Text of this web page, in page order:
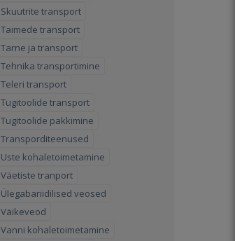
Skuutrite transport
Taimede transport
Tarne ja transport
Tehnika transportimine
Teleri transport
Tugitoolide transport
Tugitoolide pakkimine
Transporditeenused
Uste kohaletoimetamine
Väetiste tranport
Ülegabariidilised veosed
Väikeveod
Vanni kohaletoimetamine